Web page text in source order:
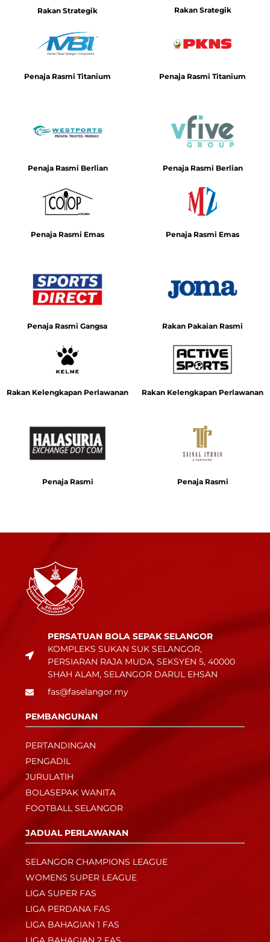
Rakan Strategik Rakan Srategik
Penaja Rasmi Titanium Penaja Rasmi Titanium
Penaja Rasmi Berlian Penaja Rasmi Berlian
Penaja Rasmi Emas Penaja Rasmi Emas
Penaja Rasmi Gangsa Rakan Pakaian Rasmi
Rakan Kelengkapan Perlawanan Rakan Kelengkapan Perlawanan
Penaja Rasmi Penaja Rasmi
PERSATUAN BOLA SEPAK SELANGOR
KOMPLEKS SUKAN SUK SELANGOR,
PERSIARAN RAJA MUDA, SEKSYEN 5, 40000
SHAH ALAM, SELANGOR DARUL EHSAN
fas@faselangor.my
PEMBANGUNAN
PERTANDINGAN
PENGADIL
JURULATIH
BOLASEPAK WANITA
FOOTBALL SELANGOR
JADUAL PERLAWANAN
SELANGOR CHAMPIONS LEAGUE
WOMENS SUPER LEAGUE
LIGA SUPER FAS
LIGA PERDANA FAS
LIGA BAHAGIAN 1 FAS